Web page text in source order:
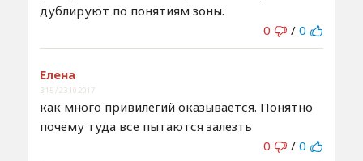
дублируют по понятиям зоны.
0
/ 0
Елена
3:15 / 23.10.2017
как много привилегий оказывается. Понятно
почему туда все пытаются залезть
0
/ 0